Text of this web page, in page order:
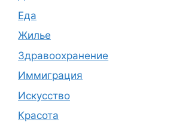
Еда
Жилье
Здравоохранение
Иммиграция
Искусство
Красота